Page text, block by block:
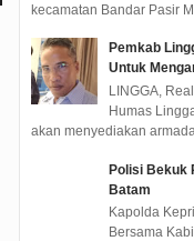
kecamatan Bandar Pasir
Pemkab
Untuk
LINGGA,
Humas
akan menyediakan
Polisi Bekuk
Batam
Kapolda
Bersama